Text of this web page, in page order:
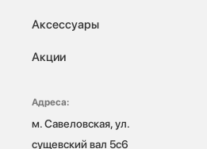
Аксессуары
Акции
Адреса:
м. Савеловская, ул.
сущевский вал 5с6